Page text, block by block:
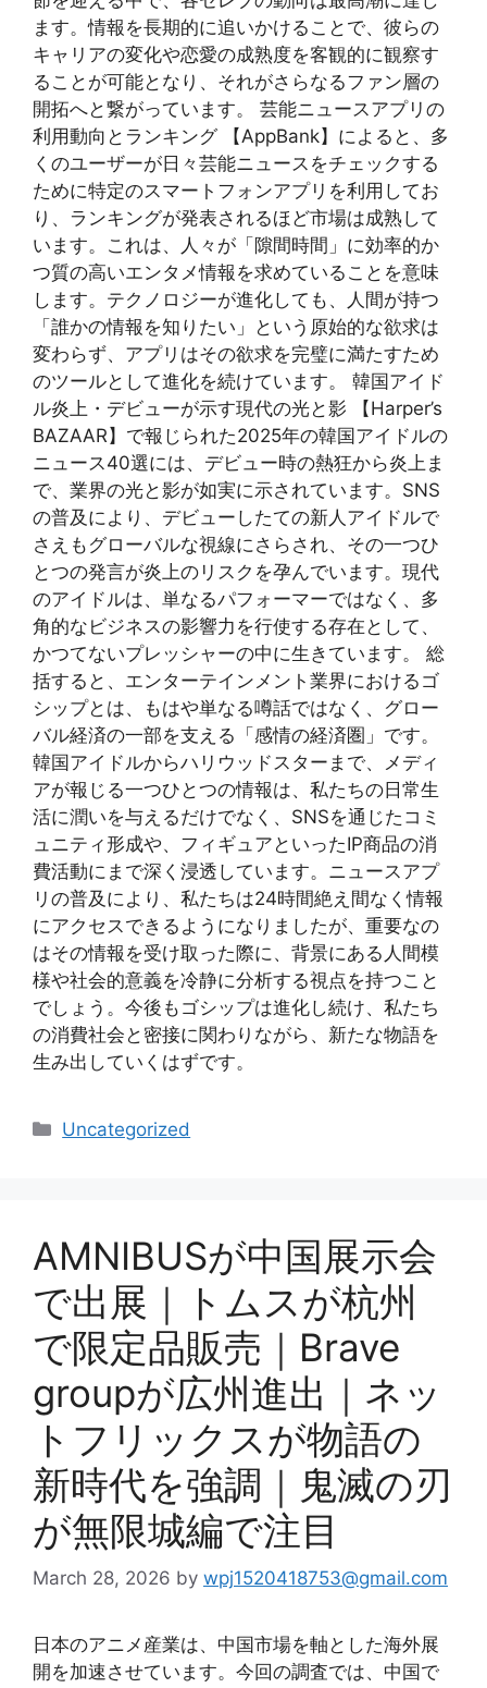
ます。情報を長期的に追いかけることで、彼らの
キャリアの変化や恋愛の成熟度を客観的に観察す
ることが可能となり、それがさらなるファン層の
開拓へと繋がっています。 芸能ニュースアプリの
利用動向とランキング 【AppBank】によると、多
くのユーザーが日々芸能ニュースをチェックする
ために特定のスマートフォンアプリを利用してお
り、ランキングが発表されるほど市場は成熟して
います。これは、人々が「隙間時間」に効率的か
つ質の高いエンタメ情報を求めていることを意味
します。テクノロジーが進化しても、人間が持つ
「誰かの情報を知りたい」という原始的な欲求は
変わらず、アプリはその欲求を完璧に満たすため
のツールとして進化を続けています。 韓国アイド
ル炎上・デビューが示す現代の光と影 【Harper’s
BAZAAR】で報じられた2025年の韓国アイドルの
ニュース40選には、デビュー時の熱狂から炎上ま
で、業界の光と影が如実に示されています。SNS
の普及により、デビューしたての新人アイドルで
さえもグローバルな視線にさらされ、その一つひ
とつの発言が炎上のリスクを孕んでいます。現代
のアイドルは、単なるパフォーマーではなく、多
角的なビジネスの影響力を行使する存在として、
かつてないプレッシャーの中に生きています。 総
括すると、エンターテインメント業界におけるゴ
シップとは、もはや単なる噂話ではなく、グロー
バル経済の一部を支える「感情の経済圏」です。
韓国アイドルからハリウッドスターまで、メディ
アが報じる一つひとつの情報は、私たちの日常生
活に潤いを与えるだけでなく、SNSを通じたコミ
ュニティ形成や、フィギュアといったIP商品の消
費活動にまで深く浸透しています。ニュースアプ
リの普及により、私たちは24時間絶え間なく情報
にアクセスできるようになりましたが、重要なの
はその情報を受け取った際に、背景にある人間模
様や社会的意義を冷静に分析する視点を持つこと
でしょう。今後もゴシップは進化し続け、私たち
の消費社会と密接に関わりながら、新たな物語を
生み出していくはずです。
Categories
Uncategorized
AMNIBUSが中国展示会
で出展｜トムスが杭州
で限定品販売｜Brave
groupが広州進出｜ネッ
トフリックスが物語の
新時代を強調｜鬼滅の刃
が無限城編で注目
March 28, 2026 by wpj1520418753@gmail.com
日本のアニメ産業は、中国市場を軸とした海外展
開を加速させています。今回の調査では、中国で